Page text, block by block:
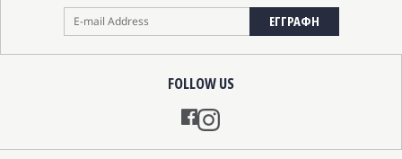
FOLLOW US
Instagram
ΕΓΓΡΑΦΗ